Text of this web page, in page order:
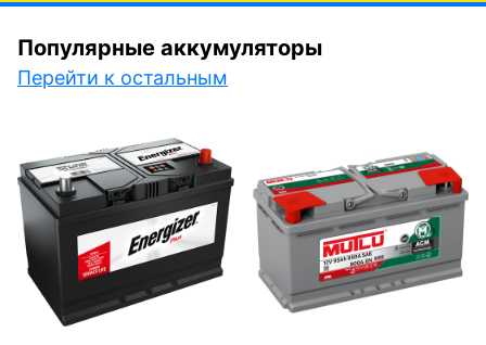
Популярные аккумуляторы
Перейти к остальным